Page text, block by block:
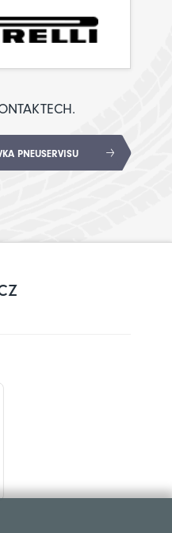
PNEUSERVISU